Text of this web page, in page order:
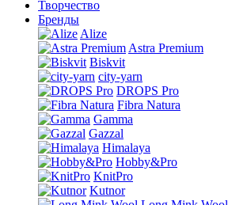
Творчество
Бренды
Alize
Astra Premium
Biskvit
city-yarn
DROPS Pro
Fibra Natura
Gamma
Gazzal
Himalaya
Hobby&Pro
KnitPro
Kutnor